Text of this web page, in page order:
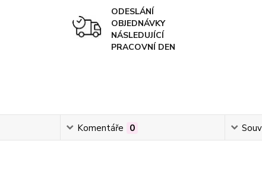
ODESLÁNÍ
OBJEDNÁVKY
NÁSLEDUJÍCÍ
PRACOVNÍ DEN
Komentáře 0